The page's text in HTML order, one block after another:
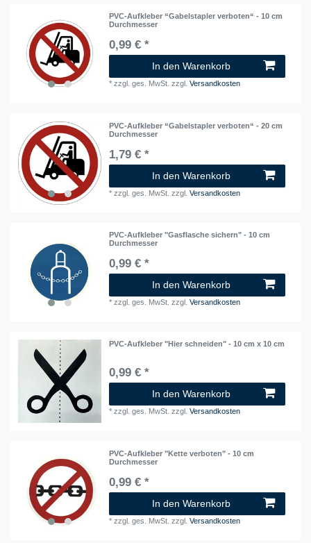
PVC-Aufkleber “Gabelstapler verboten“ - 10 cm
Durchmesser
0,99 € *
In den Warenkorb
*zzgl. ges. MwSt. zzgl.Versandkosten
PVC-Aufkleber “Gabelstapler verboten“ - 20 cm
Durchmesser
1,79 € *
In den Warenkorb
*zzgl. ges. MwSt. zzgl.Versandkosten
PVC-Aufkleber "Gasflasche sichern" - 10 cm
Durchmesser
0,99 € *
In den Warenkorb
*zzgl. ges. MwSt. zzgl.Versandkosten
PVC-Aufkleber "Hier schneiden" - 10 cm x 10 cm
0,99 € *
In den Warenkorb
*zzgl. ges. MwSt. zzgl.Versandkosten
PVC-Aufkleber "Kette verboten" - 10 cm
Durchmesser
0,99 € *
In den Warenkorb
*zzgl. ges. MwSt. zzgl.Versandkosten